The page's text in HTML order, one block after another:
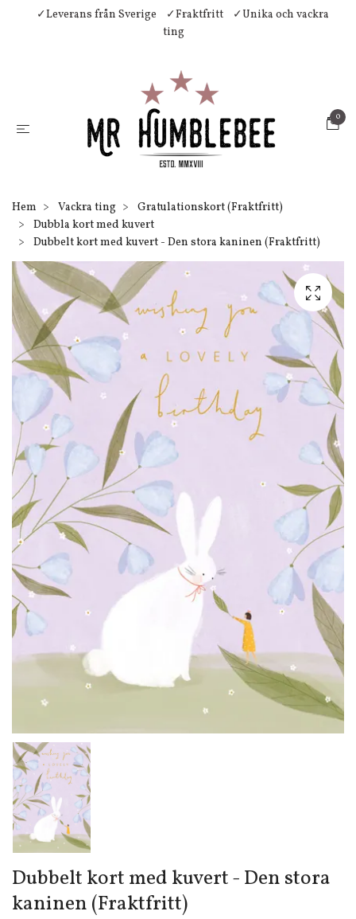
✓Leverans från Sverige ✓Fraktfritt
✓Unika och vackra
ting
0
Hem Vackra ting
Gratulationskort (Fraktfritt)
Dubbla kort med kuvert
Dubbelt kort med kuvert - Den stora kaninen (Fraktfritt)
Dubbelt kort med kuvert - Den stora
kaninen (Fraktfritt)